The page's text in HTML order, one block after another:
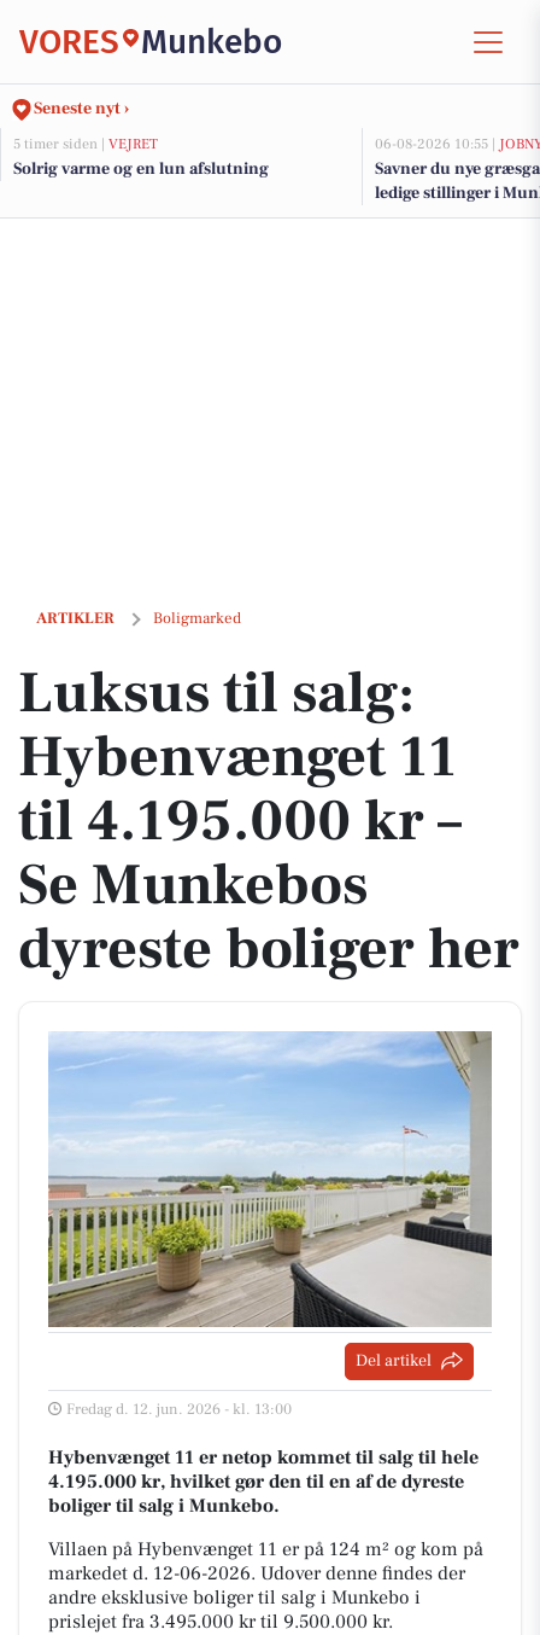
VORES Munkebo
Seneste nyt ›
5 timer siden | VEJRET
Solrig varme og en lun afslutning
06-08-2026 10:55 |
Savner du nye
ledige stillinger i
ARTIKLER Boligmarked
Luksus til salg: Hybenvænget 11 til 4.195.000 kr – Se Munkebos
Luksus til salg:
Hybenvænget 11
til 4.195.000 kr –
Se Munkebos
dyreste boliger her
Del artikel
Fredag d. 12. jun. 2026 - kl. 13:00
Hybenvænget 11 er netop kommet til salg til hele
4.195.000 kr, hvilket gør den til en af de dyreste
boliger til salg i Munkebo.
Villaen på Hybenvænget 11 er på 124 m² og kom på
markedet d. 12-06-2026. Udover denne findes der
andre eksklusive boliger til salg i Munkebo i
prislejet fra 3.495.000 kr til 9.500.000 kr.